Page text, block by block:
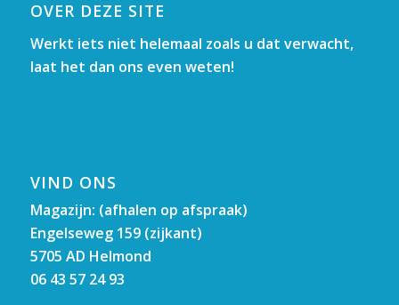
OVER DEZE SITE
Werkt iets niet helemaal zoals u dat verwacht,
laat het dan ons even weten!
VIND ONS
Magazijn: (afhalen op afspraak)
Engelseweg 159 (zijkant)
5705 AD Helmond
06 43 57 24 93